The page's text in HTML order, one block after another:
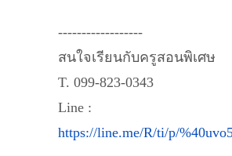
------------------
สนใจเรียนกับครูสอนพิเศษ
T. 099-823-0343
Line :
https://line.me/R/ti/p/